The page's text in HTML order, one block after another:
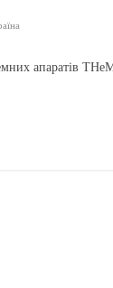
апаратів